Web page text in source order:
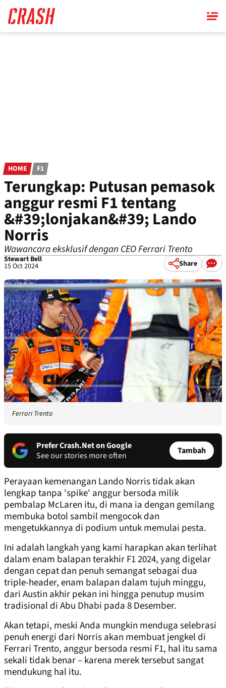
main
content
HOME F1
Terungkap: Putusan pemasok
anggur resmi F1 tentang
&#39;lonjakan&#39; Lando
Norris
Wawancara eksklusif dengan CEO Ferrari Trento
Stewart Bell
15 Oct 2024 Share
Ferrari Trento
Prefer Crash.Net on Google
See our stories more often
Tambah
Perayaan kemenangan Lando Norris tidak akan
lengkap tanpa 'spike' anggur bersoda milik
pembalap McLaren itu, di mana ia dengan gemilang
membuka botol sambil mengocok dan
mengetukkannya di podium untuk memulai pesta.
Ini adalah langkah yang kami harapkan akan terlihat
dalam enam balapan terakhir F1 2024, yang digelar
dengan cepat dan penuh semangat sebagai dua
triple-header, enam balapan dalam tujuh minggu,
dari Austin akhir pekan ini hingga penutup musim
tradisional di Abu Dhabi pada 8 Desember.
Akan tetapi, meski Anda mungkin menduga selebrasi
penuh energi dari Norris akan membuat jengkel di
Ferrari Trento, anggur bersoda resmi F1, hal itu sama
sekali tidak benar – karena merek tersebut sangat
mendukung hal itu.